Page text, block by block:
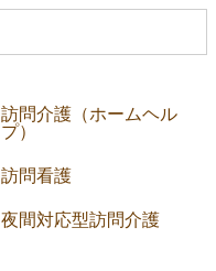
訪問介護（ホームヘル
プ）
訪問看護
夜間対応型訪問介護